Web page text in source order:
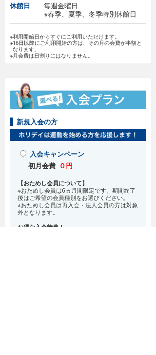
休館日
毎週金曜日
※春季、夏季、冬季特別休館日
※利用開始日からすぐにご利用いただけます。
※16日以降にご利用開始の方は、その月の会費が半額と
なります。
※月会費は日割りにはなりません。
新規入会の方
入会キャンペーン
初月会費 ０円
【おためし会員について】
※おためし会員は6ヵ月間限定です。期間終了
後はご希望の会員種別をお選びください。
※おためし会員は再入会・法人会員の方は対象
外となります。
お得な入会特典！